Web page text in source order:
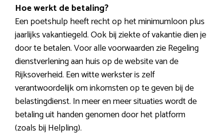
Hoe werkt de betaling?
Een poetshulp heeft recht op het minimumloon plus
jaarlijks vakantiegeld. Ook bij ziekte of vakantie dien je
door te betalen. Voor alle voorwaarden zie Regeling
dienstverlening aan huis op de website van de
Rijksoverheid. Een witte werkster is zelf
verantwoordelijk om inkomsten op te geven bij de
belastingdienst. In meer en meer situaties wordt de
betaling uit handen genomen door het platform
(zoals bij Helpling).